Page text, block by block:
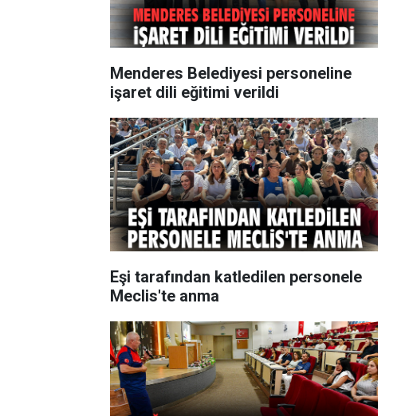
Menderes Belediyesi personeline
işaret dili eğitimi verildi
Eşi tarafından katledilen personele
Meclis'te anma